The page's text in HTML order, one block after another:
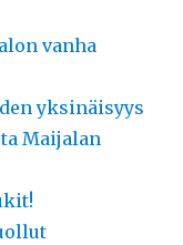
vanha
yksinäisyys
Maijalan